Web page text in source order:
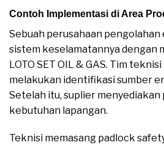
Contoh Implementasi di Area
Sebuah perusahaan
sistem keselamatannya dengan
LOTO SET OIL & GAS. Tim
melakukan identifikasi sumber
Setelah itu, suplier
kebutuhan lapangan.
Teknisi memasang padlock